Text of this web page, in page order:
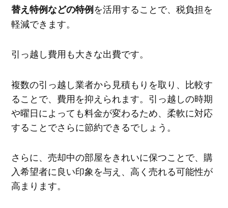
替え特例などの特例を活用することで、税負担を
軽減できます。
引っ越し費用も大きな出費です。
複数の引っ越し業者から見積もりを取り、比較す
ることで、費用を抑えられます。引っ越しの時期
や曜日によっても料金が変わるため、柔軟に対応
することでさらに節約できるでしょう。
さらに、売却中の部屋をきれいに保つことで、購
入希望者に良い印象を与え、高く売れる可能性が
高まります。